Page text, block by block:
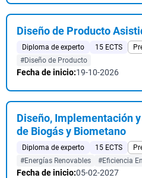
Diseño de Producto
Diploma de experto 15 ECTS
#Diseño de Producto
Fecha de inicio:19-10-2026
Diseño, Implementación
de Biogás y Biometano
Diploma de experto 15 ECTS
#Energías Renovables
#Eficiencia
Fecha de inicio:05-02-2027